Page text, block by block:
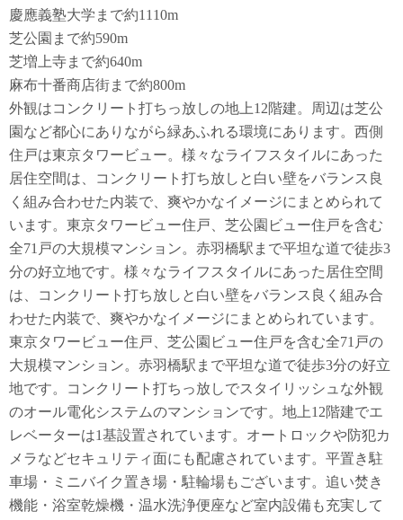
慶應義塾大学まで約1110m
芝公園まで約590m
芝増上寺まで約640m
麻布十番商店街まで約800m
外観はコンクリート打ちっ放しの地上12階建。周辺は芝公
園など都心にありながら緑あふれる環境にあります。西側
住戸は東京タワービュー。様々なライフスタイルにあった
居住空間は、コンクリート打ち放しと白い壁をバランス良
く組み合わせた内装で、爽やかなイメージにまとめられて
います。東京タワービュー住戸、芝公園ビュー住戸を含む
全71戸の大規模マンション。赤羽橋駅まで平坦な道で徒歩3
分の好立地です。様々なライフスタイルにあった居住空間
は、コンクリート打ち放しと白い壁をバランス良く組み合
わせた内装で、爽やかなイメージにまとめられています。
東京タワービュー住戸、芝公園ビュー住戸を含む全71戸の
大規模マンション。赤羽橋駅まで平坦な道で徒歩3分の好立
地です。コンクリート打ちっ放しでスタイリッシュな外観
のオール電化システムのマンションです。地上12階建でエ
レベーターは1基設置されています。オートロックや防犯カ
メラなどセキュリティ面にも配慮されています。平置き駐
車場・ミニバイク置き場・駐輪場もございます。追い焚き
機能・浴室乾燥機・温水洗浄便座など室内設備も充実して